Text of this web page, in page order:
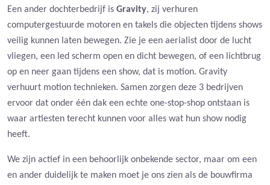
Een ander dochterbedrijf is Gravity, zij verhuren
computergestuurde motoren en takels die objecten tijdens shows
veilig kunnen laten bewegen. Zie je een aerialist door de lucht
vliegen, een led scherm open en dicht bewegen, of een lichtbrug
op en neer gaan tijdens een show, dat is motion. Gravity
verhuurt motion technieken. Samen zorgen deze 3 bedrijven
ervoor dat onder één dak een echte one-stop-shop ontstaan is
waar artiesten terecht kunnen voor alles wat hun show nodig
heeft.
We zijn actief in een behoorlijk onbekende sector, maar om een
en ander duidelijk te maken moet je ons zien als de bouwfirma